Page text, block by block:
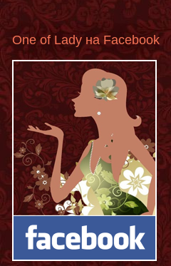
One of Lady на Facebook